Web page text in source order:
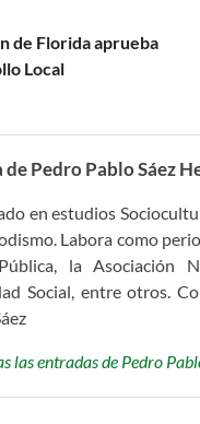
de Florida aprueba
Local
de Pedro Pablo Sáez
en estudios
Labora como
la Asociación
Social, entre otros.
las entradas de Pedro